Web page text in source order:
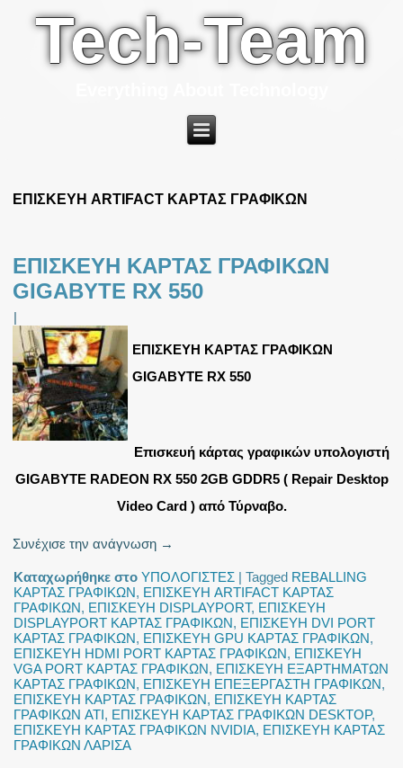
Tech-Team
ΕΠΙΣΚΕΥΗ ARTIFACT ΚΑΡΤΑΣ ΓΡΑΦΙΚΩΝ
ΕΠΙΣΚΕΥΗ ΚΑΡΤΑΣ ΓΡΑΦΙΚΩΝ
GIGABYTE RX 550
|
ΕΠΙΣΚΕΥΗ ΚΑΡΤΑΣ ΓΡΑΦΙΚΩΝ
GIGABYTE RX 550
Επισκευή κάρτας γραφικών υπολογιστή
GIGABYTE RADEON RX 550 2GB GDDR5 ( Repair Desktop
Video Card ) από Τύρναβο.
Συνέχισε την ανάγνωση →
Καταχωρήθηκε στο ΥΠΟΛΟΓΙΣΤΕΣ |Tagged REBALLING
ΚΑΡΤΑΣ ΓΡΑΦΙΚΩΝ, ΕΠΙΣΚΕΥΗ ARTIFACT ΚΑΡΤΑΣ
ΓΡΑΦΙΚΩΝ, ΕΠΙΣΚΕΥΗ DISPLAYPORT, ΕΠΙΣΚΕΥΗ
DISPLAYPORT ΚΑΡΤΑΣ ΓΡΑΦΙΚΩΝ, ΕΠΙΣΚΕΥΗ DVI PORT
ΚΑΡΤΑΣ ΓΡΑΦΙΚΩΝ, ΕΠΙΣΚΕΥΗ GPU ΚΑΡΤΑΣ ΓΡΑΦΙΚΩΝ,
ΕΠΙΣΚΕΥΗ HDMI PORT ΚΑΡΤΑΣ ΓΡΑΦΙΚΩΝ, ΕΠΙΣΚΕΥΗ
VGA PORT ΚΑΡΤΑΣ ΓΡΑΦΙΚΩΝ, ΕΠΙΣΚΕΥΗ ΕΞΑΡΤΗΜΑΤΩΝ
ΚΑΡΤΑΣ ΓΡΑΦΙΚΩΝ, ΕΠΙΣΚΕΥΗ ΕΠΕΞΕΡΓΑΣΤΗ ΓΡΑΦΙΚΩΝ,
ΕΠΙΣΚΕΥΗ ΚΑΡΤΑΣ ΓΡΑΦΙΚΩΝ, ΕΠΙΣΚΕΥΗ ΚΑΡΤΑΣ
ΓΡΑΦΙΚΩΝ ATI, ΕΠΙΣΚΕΥΗ ΚΑΡΤΑΣ ΓΡΑΦΙΚΩΝ DESKTOP,
ΕΠΙΣΚΕΥΗ ΚΑΡΤΑΣ ΓΡΑΦΙΚΩΝ NVIDIA, ΕΠΙΣΚΕΥΗ ΚΑΡΤΑΣ
ΓΡΑΦΙΚΩΝ ΛΑΡΙΣΑ